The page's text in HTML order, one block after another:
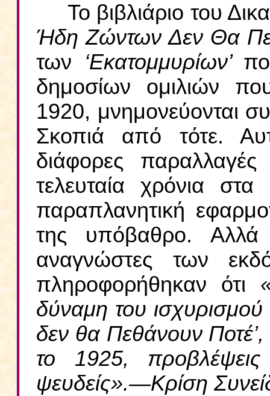
Το βιβλιάριο του
Ήδη Ζώντων Δεν Θα
των ‘Εκατομμυρίων’
δημοσίων ομιλιών
1920, μνημονεύονται
Σκοπιά από τότε.
διάφορες
τελευταία χρόνια
παραπλανητική
της υπόβαθρο. Αλλά
αναγνώστες των
πληροφορήθηκαν ότι
δύναμη του
δεν θα Πεθάνουν Ποτέ’,
το 1925,
ψευδείς».—Κρίση